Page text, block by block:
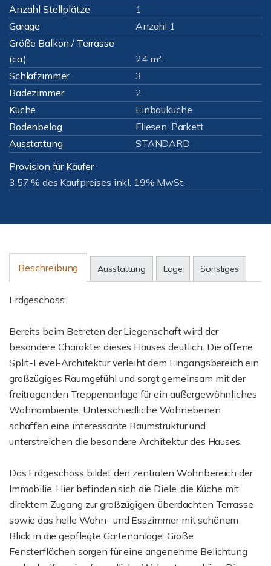
Anzahl Stellplätze
1
Garage
Anzahl 1
Größe Balkon / Terrasse
(ca.)
24 m²
Schlafzimmer
3
Badezimmer
2
Küche
Einbauküche
Bodenbelag
Fliesen, Parkett
Ausstattung
STANDARD
Provision für Käufer
3,57 % des Kaufpreises inkl. 19% MwSt.
Beschreibung Ausstattung Lage Sonstiges
Erdgeschoss:
Bereits beim Betreten der Liegenschaft wird der
besondere Charakter dieses Hauses deutlich. Die offene
Split-Level-Architektur verleiht dem Eingangsbereich ein
großzügiges Raumgefühl und sorgt gemeinsam mit der
freitragenden Treppenanlage für ein außergewöhnliches
Wohnambiente. Unterschiedliche Wohnebenen
schaffen eine interessante Raumstruktur und
unterstreichen die besondere Architektur des Hauses.
Das Erdgeschoss bildet den zentralen Wohnbereich der
Immobilie. Hier befinden sich die Diele, die Küche mit
direktem Zugang zur großzügigen, überdachten Terrasse
sowie das helle Wohn- und Esszimmer mit schönem
Blick in die gepflegte Gartenanlage. Große
Fensterflächen sorgen für eine angenehme Belichtung